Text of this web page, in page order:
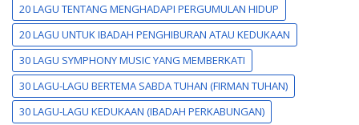
20 LAGU TENTANG MENGHADAPI PERGUMULAN HIDUP
20 LAGU UNTUK IBADAH PENGHIBURAN ATAU KEDUKAAN
30 LAGU SYMPHONY MUSIC YANG MEMBERKATI
30 LAGU-LAGU BERTEMA SABDA TUHAN (FIRMAN TUHAN)
30 LAGU-LAGU KEDUKAAN (IBADAH PERKABUNGAN)